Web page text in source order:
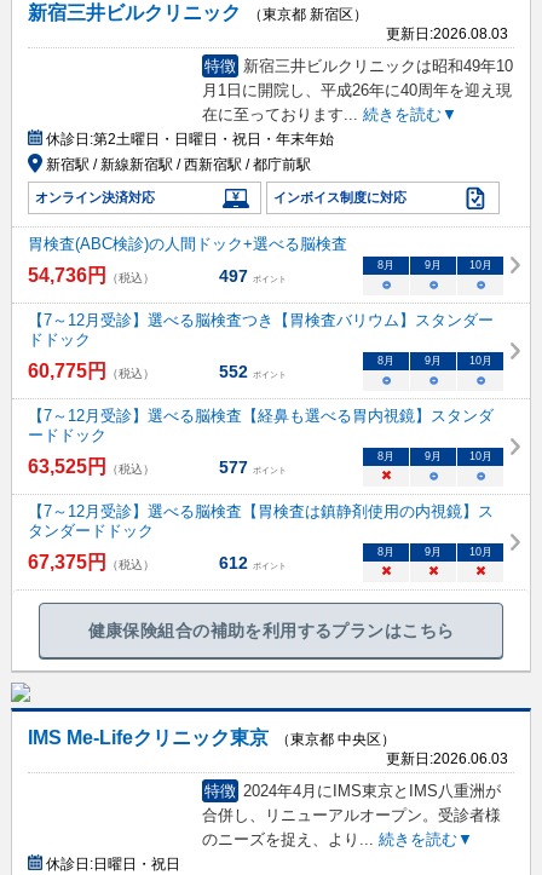
新宿三井ビルクリニック
（東京都 新宿区）
更新日:2026.08.03
特徴 新宿三井ビルクリニックは昭和49年10
月1日に開院し、平成26年に40周年を迎え現
在に至っております
続きを読む▼
休診日:第2土曜日・日曜日・祝日・年末年始
新宿駅 / 新線新宿駅 / 西新宿駅 / 都庁前駅
オンライン決済対応 インボイス制度に対応
胃検査(ABC検診)の人間ドック+選べる脳検査
54,736円 （税込） 497 ポイント
8 月 9 月 10月
○ ○ ○
【7～12月受診】選べる脳検査つき【胃検査バリウム】スタンダー
ドドック
60,775円 （税込） 552 ポイント
8 月 9 月 10月
○ ○ ○
【7～12月受診】選べる脳検査【経鼻も選べる胃内視鏡】スタンダ
ードドック
63,525円 （税込） 577 ポイント
8 月 9 月 10月
× ○ ○
【7～12月受診】選べる脳検査【胃検査は鎮静剤使用の内視鏡】ス
タンダードドック
67,375円 （税込） 612 ポイント
8 月 9 月 10月
× × ×
健康保険組合の補助を利用するプランはこちら
IMS Me-Lifeクリニック東京
（東京都 中央区）
更新日:2026.06.03
特徴 2024年4月にIMS東京とIMS八重洲が
合併し、リニューアルオープン。受診者様
のニーズを捉え、より ... 続きを読む▼
休診日:日曜日・祝日